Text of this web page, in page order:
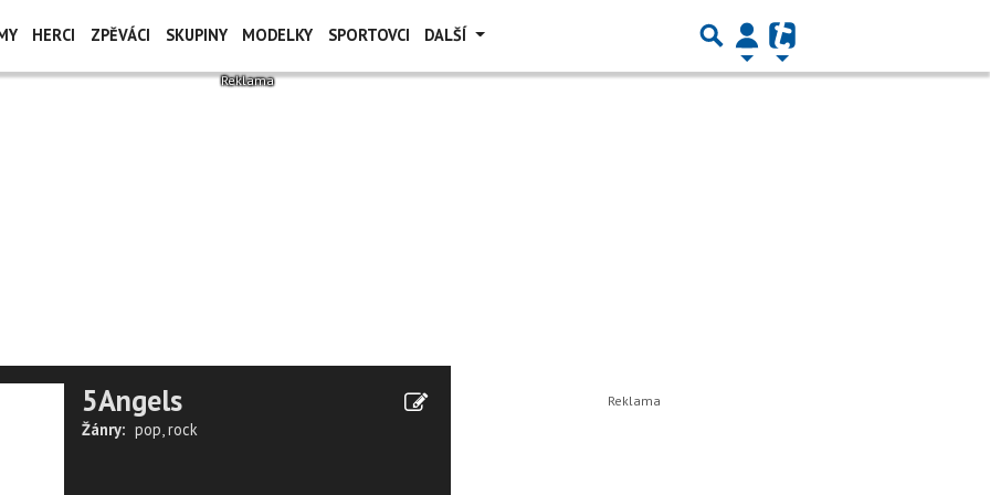
HERCI ZPĚVÁCI SKUPINY MODELKY SPORTOVCI DALŠÍ
5Angels
Žánry: pop,rock